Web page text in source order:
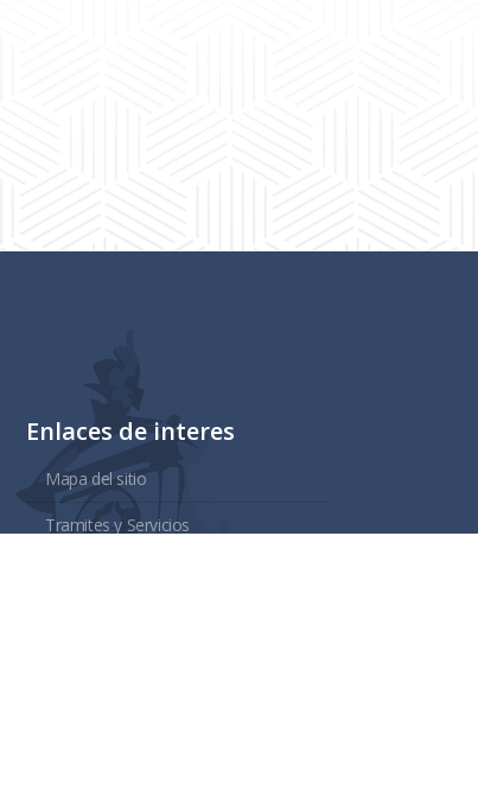
Enlaces de interes
Mapa del sitio
Tramites y Servicios